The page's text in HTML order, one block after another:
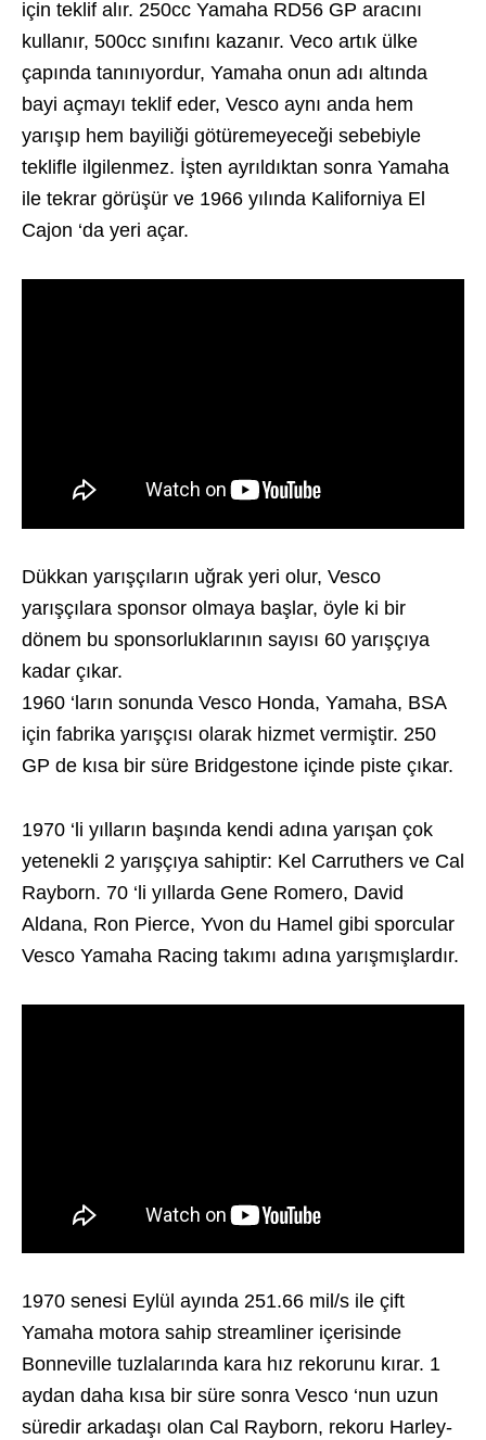
için teklif alır. 250cc Yamaha RD56 GP aracını
kullanır, 500cc sınıfını kazanır. Veco artık ülke
çapında tanınıyordur, Yamaha onun adı altında
bayi açmayı teklif eder, Vesco aynı anda hem
yarışıp hem bayiliği götüremeyeceği sebebiyle
teklifle ilgilenmez. İşten ayrıldıktan sonra Yamaha
ile tekrar görüşür ve 1966 yılında Kaliforniya El
Cajon ‘da yeri açar.
Dükkan yarışçıların uğrak yeri olur, Vesco
yarışçılara sponsor olmaya başlar, öyle ki bir
dönem bu sponsorluklarının sayısı 60 yarışçıya
kadar çıkar.
1960 ‘ların sonunda Vesco Honda, Yamaha, BSA
için fabrika yarışçısı olarak hizmet vermiştir. 250
GP de kısa bir süre Bridgestone içinde piste çıkar.
1970 ‘li yılların başında kendi adına yarışan çok
yetenekli 2 yarışçıya sahiptir: Kel Carruthers ve Cal
Rayborn. 70 ‘li yıllarda Gene Romero, David
Aldana, Ron Pierce, Yvon du Hamel gibi sporcular
Vesco Yamaha Racing takımı adına yarışmışlardır.
1970 senesi Eylül ayında 251.66 mil/s ile çift
Yamaha motora sahip streamliner içerisinde
Bonneville tuzlalarında kara hız rekorunu kırar. 1
aydan daha kısa bir süre sonra Vesco ‘nun uzun
süredir arkadaşı olan Cal Rayborn, rekoru Harley-